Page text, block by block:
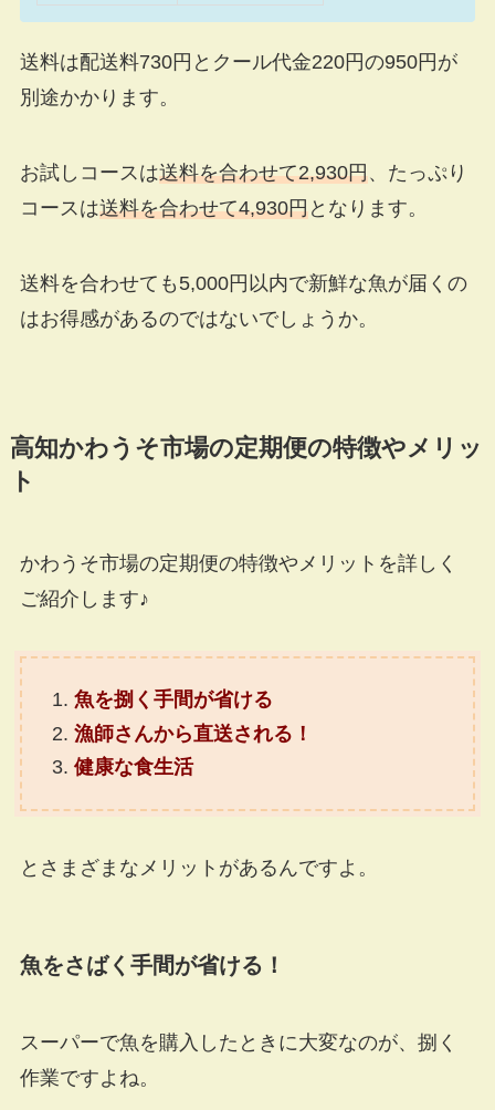
送料は配送料730円とクール代金220円の950円 が
別途かかります。
お試しコースは送料を合わせて2,930円、たっぷり
コースは送料を合わせて4,930円となります。
送料を合わせても5,000円以内で新鮮な魚が届くの
はお得感があるのではないでしょうか。
高知かわうそ市場の定期便の特徴やメリッ
ト
かわうそ市場の定期便の特徴やメリットを詳しく
ご紹介します♪
魚を捌く手間が省ける
漁師さんから直送される！
健康な食生活
とさまざまなメリットがあるんですよ。
魚をさばく手間が省ける！
スーパーで魚を購入したときに大変なのが、 捌く
作業ですよね。